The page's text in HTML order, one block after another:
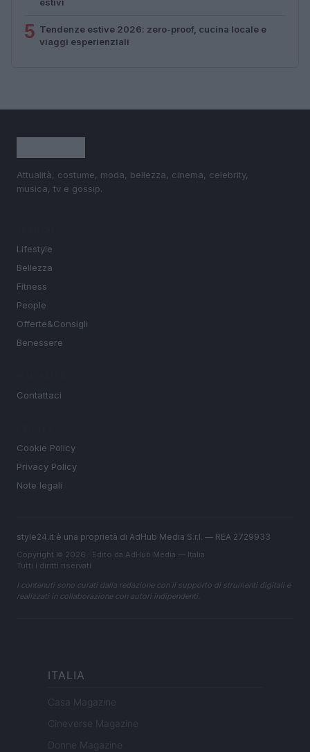
5 Tendenze estive 2026: zero-proof, cucina locale e
viaggi esperienziali
Attualità, costume, moda, bellezza, cinema, celebrity,
musica, tv e gossip.
Lifestyle
Bellezza
Fitness
People
Offerte&Consigli
Benessere
Contattaci
Cookie Policy
Privacy Policy
Note legali
style24.it è una proprietà di AdHub Media S.r.l. — REA 2729933
Copyright © 2026 · Edito da AdHub Media — Italia
Tutti i diritti riservati
I contenuti sono curati dalla redazione con il supporto di strumenti digitali e
realizzati in collaborazione con autori indipendenti.
ITALIA
Casa Magazine
Cineverse Magazine
Donne Magazine